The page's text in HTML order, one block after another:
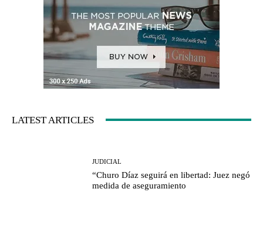
LATEST ARTICLES
JUDICIAL
“Churo Díaz seguirá en libertad: Juez negó
medida de aseguramiento